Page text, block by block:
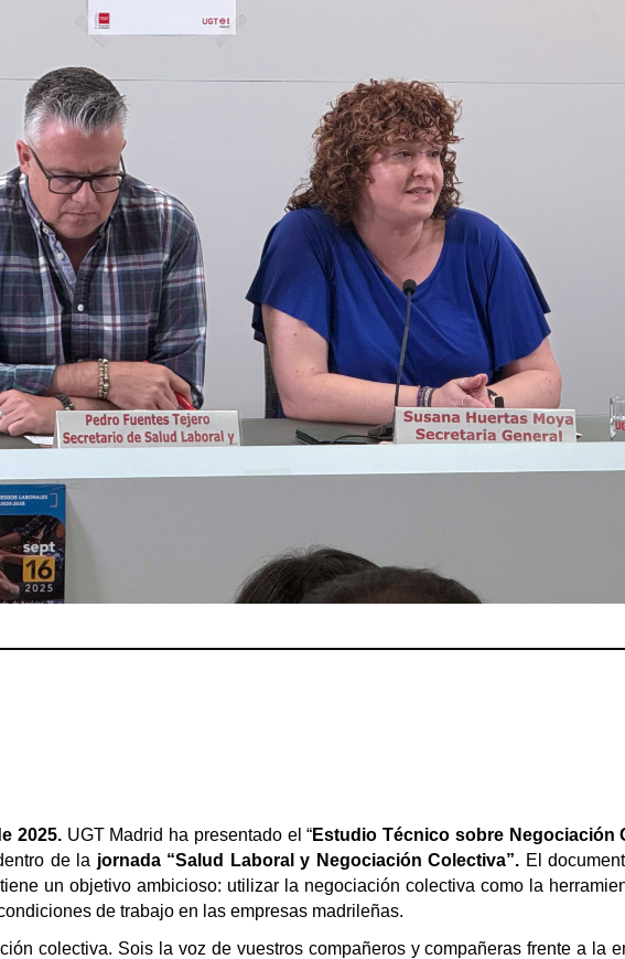
2025.UGT Madrid ha presentado el “Estudio Técnico sobre Negociación
de la jornada “Salud Laboral y Negociación Colectiva”. El
un objetivo ambicioso: utilizar la negociación colectiva como la
de trabajo en las empresas madrileñas.
colectiva. Sois la voz de vuestros compañeros y compañeras frente a la